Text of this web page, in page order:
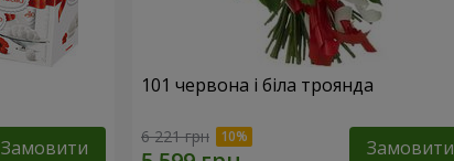
Замовити
101 червона і біла троянда
6 221 грн Замовити